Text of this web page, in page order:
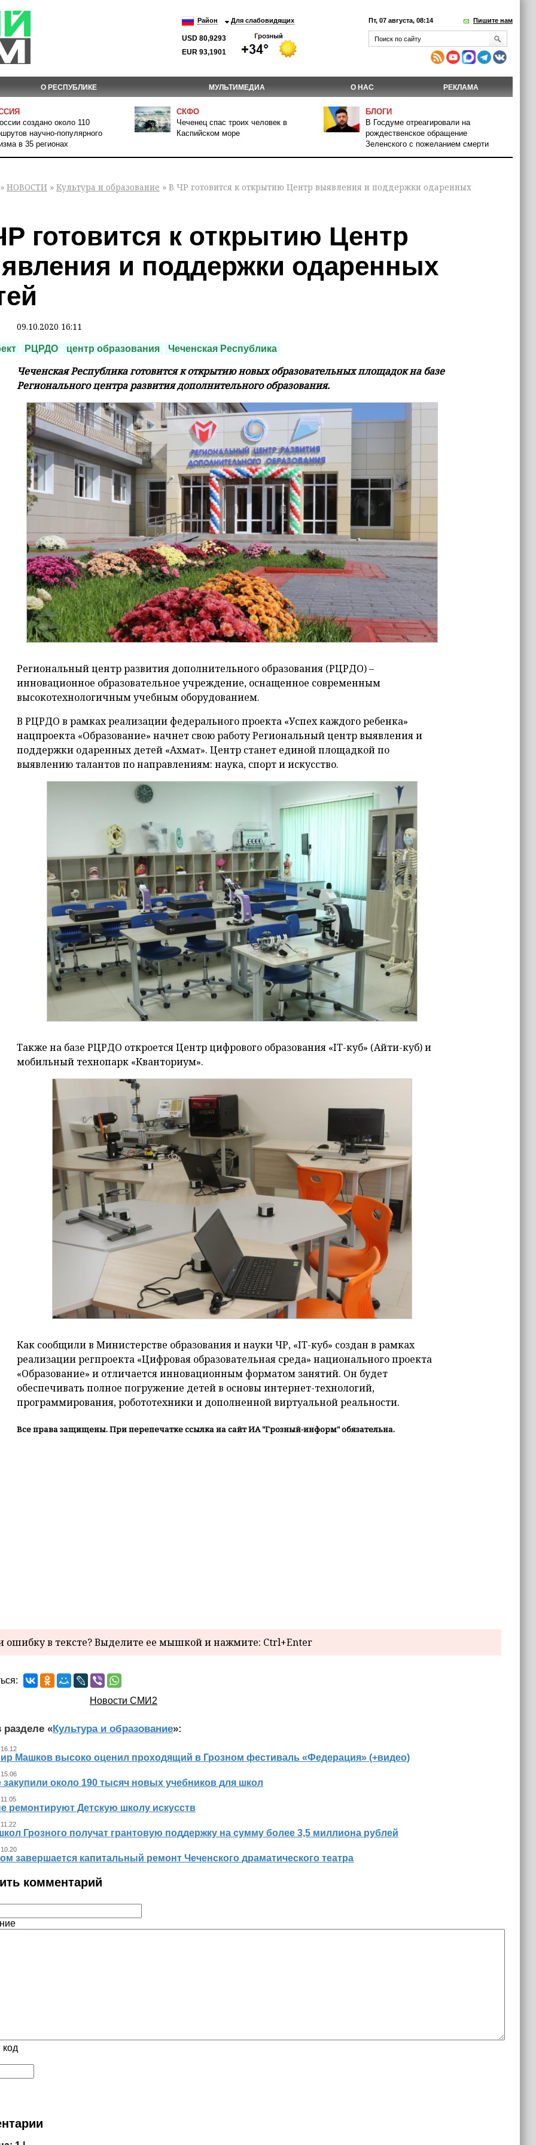
Район Для слабовидящих
USD 80,9293
EUR 93,1901
Пт, 07 августа, 08:14 Пишите нам
О РЕСПУБЛИКЕ МУЛЬТИМЕДИА О НАС РЕКЛАМА
создано около 110
научно-популярного
в 35 регионах
СКФО
Чеченец спас троих человек в
Каспийском море
БЛОГИ
В Госдуме отреагировали на
рождественское обращение
Зеленского с пожеланием смерти
» НОВОСТИ » Культура и образование » В ЧР готовится к открытию Центр выявления и поддержки одаренных
готовится к открытию Центр
и поддержки одаренных
09.10.2020 16:11
РЦРДО центр образования Чеченская Республика
Чеченская Республика готовится к открытию новых образовательных площадок на базе
Регионального центра развития дополнительного образования.
Региональный центр развития дополнительного образования (РЦРДО) –
инновационное образовательное учреждение, оснащенное современным
высокотехнологичным учебным оборудованием.
В РЦРДО в рамках реализации федерального проекта «Успех каждого ребенка»
нацпроекта «Образование» начнет свою работу Региональный центр выявления и
поддержки одаренных детей «Ахмат». Центр станет единой площадкой по
выявлению талантов по направлениям: наука, спорт и искусство.
Также на базе РЦРДО откроется Центр цифрового образования «IT-куб» (Айти-куб) и
мобильный технопарк «Кванториум».
Как сообщили в Министерстве образования и науки ЧР, «IT-куб» создан в рамках
реализации регпроекта «Цифровая образовательная среда» национального проекта
«Образование» и отличается инновационным форматом занятий. Он будет
обеспечивать полное погружение детей в основы интернет-технологий,
программирования, робототехники и дополненной виртуальной реальности.
Все права защищены. При перепечатке ссылка на сайт ИА "Грозный-информ" обязательна.
в тексте? Выделите ее мышкой и нажмите: Ctrl+Enter
Новости СМИ2
разделе «Культура и образование»:
Машков высоко оценил проходящий в Грозном фестиваль «Федерация» (+видео)
закупили около 190 тысяч новых учебников для школ
ремонтируют Детскую школу искусств
Грозного получат грантовую поддержку на сумму более 3,5 миллиона рублей
завершается капитальный ремонт Чеченского драматического театра
комментарий
код